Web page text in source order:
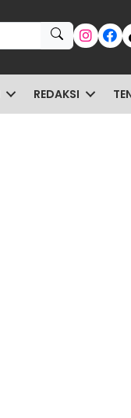
REDAKSI